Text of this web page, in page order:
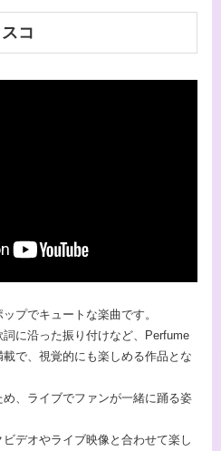
コ
プでキュートな楽曲です。
に沿った振り付けなど、Perfume
で、視覚的にも楽しめる作品とな
、ライブでファンが一緒に踊る姿
デオやライブ映像と合わせて楽し